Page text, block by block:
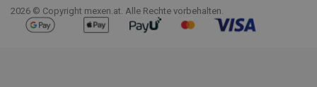
2026 © Copyright mexen.at. Alle Rechte vorbehalten.